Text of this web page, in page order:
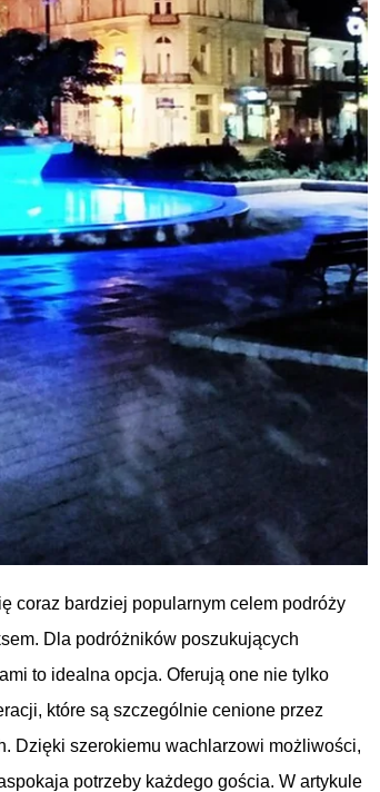
coraz bardziej popularnym celem podróży
Dla podróżników poszukujących
to idealna opcja. Oferują one nie tylko
które są szczególnie cenione przez
Dzięki szerokiemu wachlarzowi możliwości,
potrzeby każdego gościa. W artykule